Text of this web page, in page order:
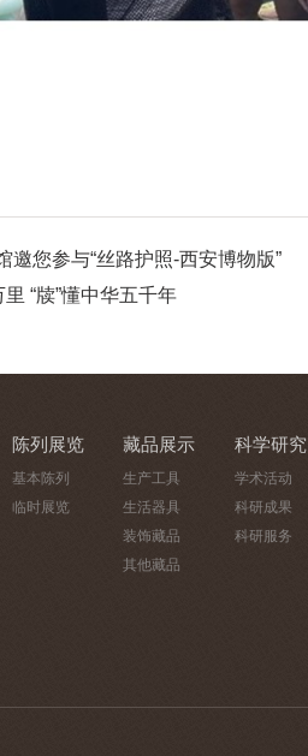
邀您参与“丝路护照-西安博物版”
“牍”懂中华五千年
陈列展览
基本陈列
临时展览
藏品展示
生产工具
生活器具
装饰藏品
其他藏品
科学研究
学术活动
科研成果
科研服务